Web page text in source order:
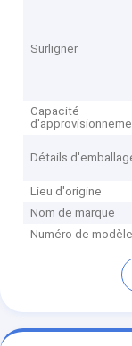
Surligner
Capacité
Détails
Lieu d'origine
Nom de marque
Numéro de modèle